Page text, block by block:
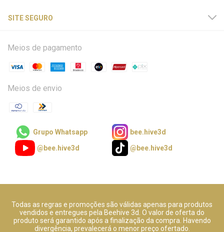
SITE SEGURO
Meios de pagamento
Meios de envio
Grupo Whatsapp
bee.hive3d
@bee.hive3d
@bee.hive3d
Todas as regras e promoções são válidas apenas para produtos
vendidos e entregues pela Beehive 3d. O valor de oferta do
produto será garantido após a finalização da compra. Havendo
divergência, prevalecerá o menor preço ofertado.